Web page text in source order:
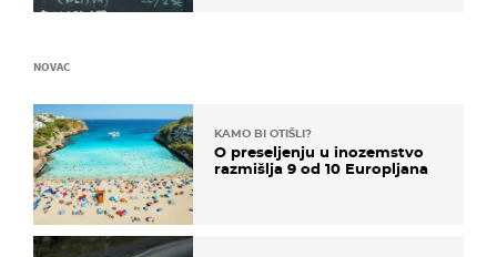
NOVAC
KAMO BI OTIŠLI?
O preseljenju u inozemstvo
razmišlja 9 od 10 Europljana